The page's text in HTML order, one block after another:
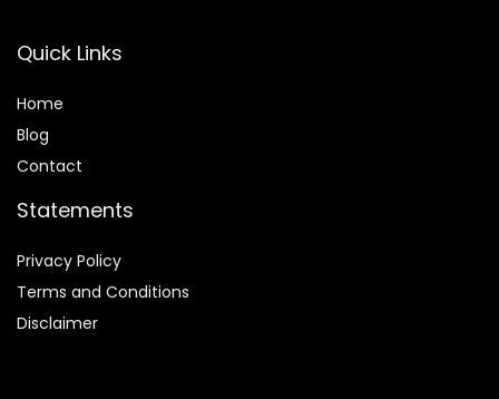
Quick Links
Home
Blog
Contact
Statements
Privacy Policy
Terms and Conditions
Disclaimer